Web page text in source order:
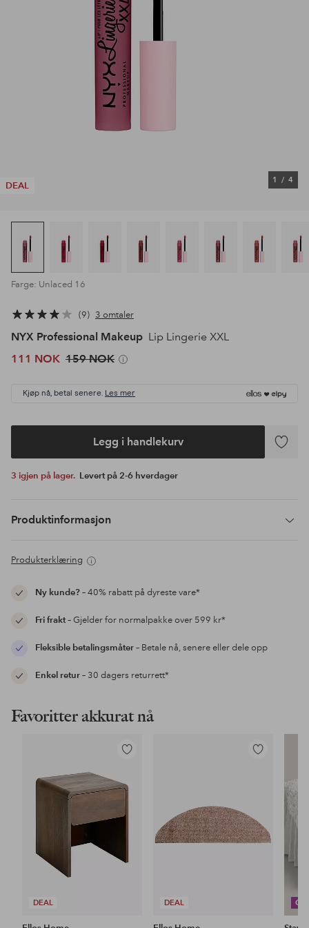
DEAL
1 / 4
Farge: Unlaced 16
9 3 omtaler
NYX Professional Makeup Lip Lingerie XXL
111 NOK 159 NOK
Kjøp nå, betal senere. Les mer
Legg i handlekurv
Legg
3 igjen på lager. Levert på 2-6 hverdager
Produktinformasjon
Produkterklæring
Ny kunde?– 40% rabatt på dyreste vare*
Fri frakt– Gjelder for normalpakke over 599 kr*
Fleksible betalingsmåter– Betale nå, senere eller dele opp
Enkel retur– 30 dagers returrett*
Favoritter akkurat nå
DEAL
Legg
favoritter
DEAL
Legg
favoritter